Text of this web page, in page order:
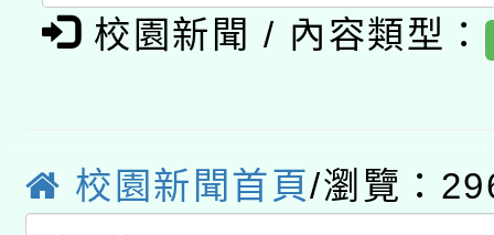
國立臺灣師範大學辦
業成長研習」實施計畫
函轉國家教育研究院中
師專業成長研習實施計
族語言臺北學習中心
轉知有關國立成功大學
校園新聞 / 內容類型：
校園新聞首頁/瀏覽：